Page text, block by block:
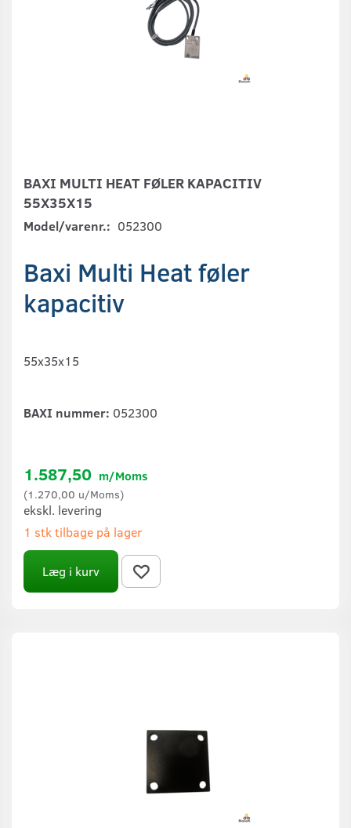
BAXI MULTI HEAT FØLER KAPACITIV
55X35X15
Model/varenr.: 052300
Baxi Multi Heat føler
kapacitiv
55x35x15
BAXI nummer: 052300
1.587,50 m/Moms
(1.270,00 u/Moms)
ekskl. levering
1 stk tilbage på lager
Læg i kurv